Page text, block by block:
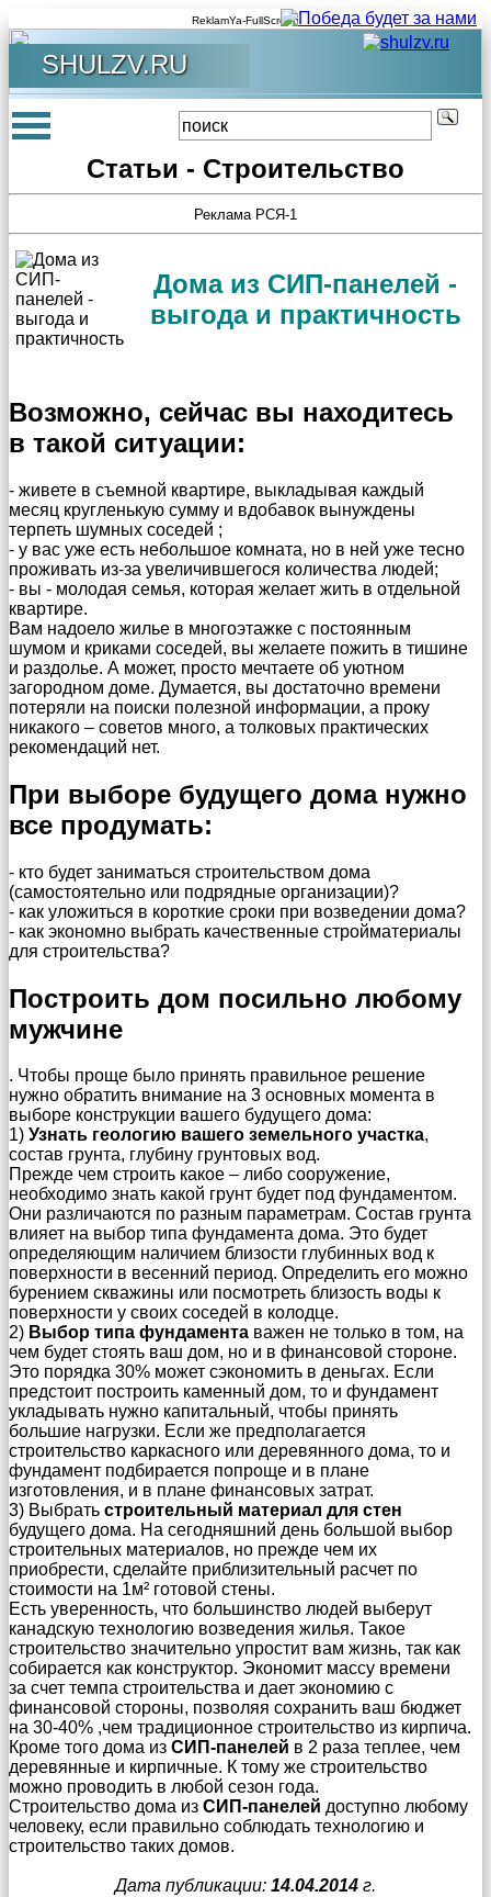
ReklamYa-FullScreen
SHULZV.RU
Статьи - Строительство
Реклама РСЯ-1
Дома из СИП-панелей -
выгода и практичность
Возможно, сейчас вы находитесь
в такой ситуации:
- живете в съемной квартире, выкладывая каждый
месяц кругленькую сумму и вдобавок вынуждены
терпеть шумных соседей ;
- у вас уже есть небольшое комната, но в ней уже тесно
проживать из-за увеличившегося количества людей;
- вы - молодая семья, которая желает жить в отдельной
квартире.
Вам надоело жилье в многоэтажке с постоянным
шумом и криками соседей, вы желаете пожить в тишине
и раздолье. А может, просто мечтаете об уютном
загородном доме. Думается, вы достаточно времени
потеряли на поиски полезной информации, а проку
никакого – советов много, а толковых практических
рекомендаций нет.
При выборе будущего дома нужно
все продумать:
- кто будет заниматься строительством дома
(самостоятельно или подрядные организации)?
- как уложиться в короткие сроки при возведении дома?
- как экономно выбрать качественные стройматериалы
для строительства?
Построить дом посильно любому
мужчине
. Чтобы проще было принять правильное решение
нужно обратить внимание на 3 основных момента в
выборе конструкции вашего будущего дома:
1) Узнать геологию вашего земельного участка,
состав грунта, глубину грунтовых вод.
Прежде чем строить какое – либо сооружение,
необходимо знать какой грунт будет под фундаментом.
Они различаются по разным параметрам. Состав грунта
влияет на выбор типа фундамента дома. Это будет
определяющим наличием близости глубинных вод к
поверхности в весенний период. Определить его можно
бурением скважины или посмотреть близость воды к
поверхности у своих соседей в колодце.
2) Выбор типа фундамента важен не только в том, на
чем будет стоять ваш дом, но и в финансовой стороне.
Это порядка 30% может сэкономить в деньгах. Если
предстоит построить каменный дом, то и фундамент
укладывать нужно капитальный, чтобы принять
большие нагрузки. Если же предполагается
строительство каркасного или деревянного дома, то и
фундамент подбирается попроще и в плане
изготовления, и в плане финансовых затрат.
3) Выбрать строительный материал для стен
будущего дома. На сегодняшний день большой выбор
строительных материалов, но прежде чем их
приобрести, сделайте приблизительный расчет по
стоимости на 1м² готовой стены.
Есть уверенность, что большинство людей выберут
канадскую технологию возведения жилья. Такое
строительство значительно упростит вам жизнь, так как
собирается как конструктор. Экономит массу времени
за счет темпа строительства и дает экономию с
финансовой стороны, позволяя сохранить ваш бюджет
на 30-40% ,чем традиционное строительство из кирпича.
Кроме того дома из СИП-панелей в 2 раза теплее, чем
деревянные и кирпичные. К тому же строительство
можно проводить в любой сезон года.
Строительство дома из СИП-панелей доступно любому
человеку, если правильно соблюдать технологию и
строительство таких домов.
Дата публикации: 14.04.2014 г.